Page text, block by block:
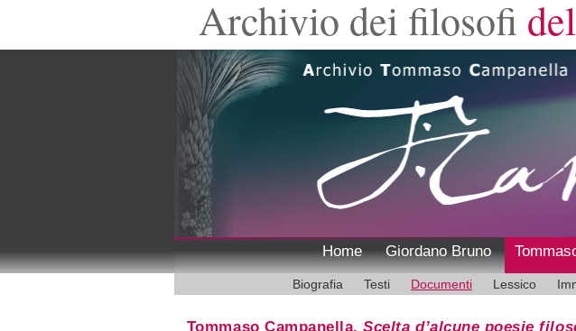
Archivio dei filosofi
Home Giordano Bruno
Biografia Testi Documenti Lessico
Tommaso Campanella,Scelta d’alcune poesie